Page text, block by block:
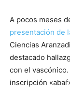
A pocos meses
presentación de
Ciencias
destacado
con el
inscripción